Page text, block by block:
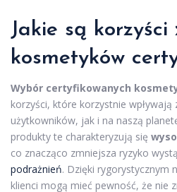
Jakie są korzyści
kosmetyków
Wybór certyfikowanych
korzyści, które korzystnie wpływają
użytkowników, jak i na naszą
produkty te charakteryzują się
co znacząco zmniejsza ryzyko
podrażnień. Dzięki rygorystycznym
klienci mogą mieć pewność, że nie